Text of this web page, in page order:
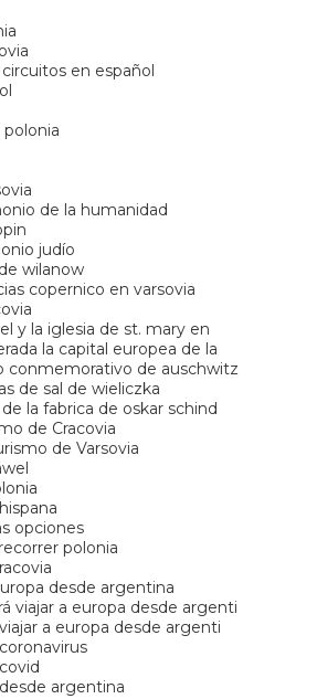
en español
de la humanidad
judío
wilanow
copernico en varsovia
y la iglesia de st. mary en
la capital europea de la
conmemorativo de auschwitz
de sal de wieliczka
la fabrica de oskar schind
de Cracovia
de Varsovia
opciones
polonia
desde argentina
viajar a europa desde argenti
a europa desde argenti
argentina